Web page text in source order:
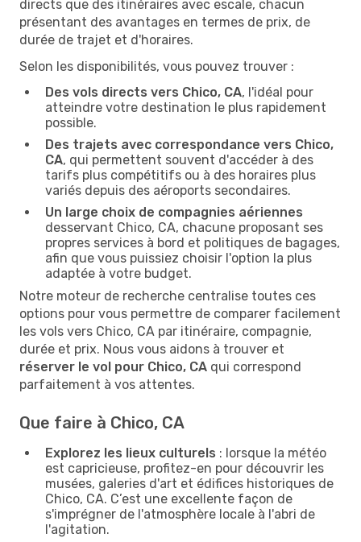
directs que des itinéraires avec escale, chacun
présentant des avantages en termes de prix, de
durée de trajet et d'horaires.
Selon les disponibilités, vous pouvez trouver :
Des vols directs vers Chico, CA, l'idéal pour
atteindre votre destination le plus rapidement
possible.
Des trajets avec correspondance vers Chico,
CA, qui permettent souvent d'accéder à des
tarifs plus compétitifs ou à des horaires plus
variés depuis des aéroports secondaires.
Un large choix de compagnies aériennes
desservant Chico, CA, chacune proposant ses
propres services à bord et politiques de bagages,
afin que vous puissiez choisir l'option la plus
adaptée à votre budget.
Notre moteur de recherche centralise toutes ces
options pour vous permettre de comparer facilement
les vols vers Chico, CA par itinéraire, compagnie,
durée et prix. Nous vous aidons à trouver et
réserver le vol pour Chico, CA qui correspond
parfaitement à vos attentes.
Que faire à Chico, CA
Explorez les lieux culturels : lorsque la météo
est capricieuse, profitez-en pour découvrir les
musées, galeries d'art et édifices historiques de
Chico, CA. C’est une excellente façon de
s'imprégner de l'atmosphère locale à l'abri de
l'agitation.